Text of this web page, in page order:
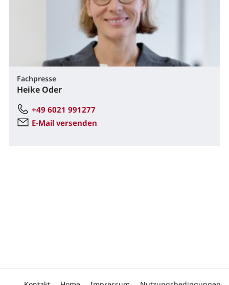
Fachpresse
Heike Oder
+49 6021 991277
E-Mail versenden